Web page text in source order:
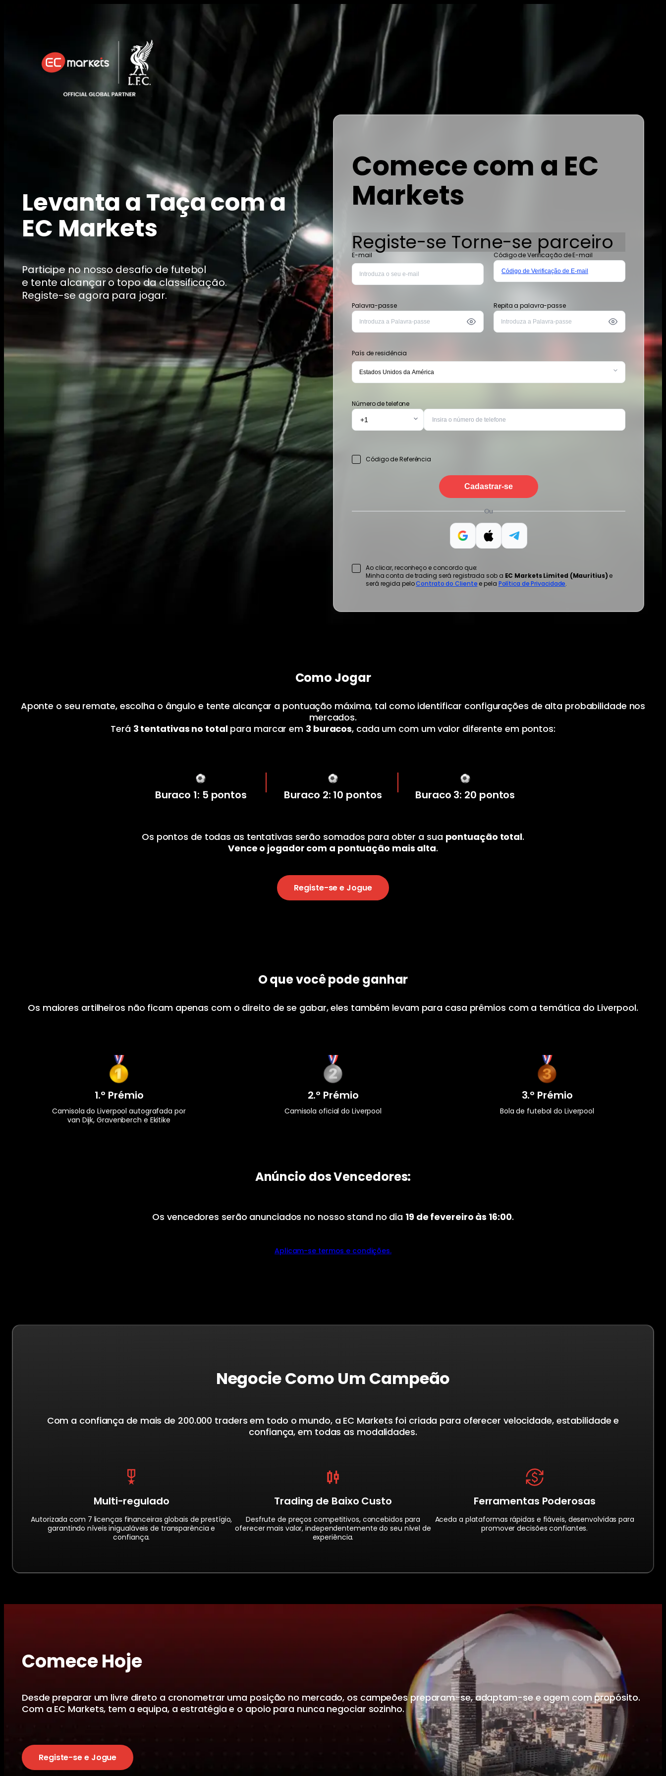
Levanta a Taça com a
EC Markets
Participe no nosso desafio de futebol
e tente alcançar o topo da classificação.
Registe-se agora para jogar.
Comece com a EC
Markets
Registe-se Torne-se parceiro
E-mail Código de Verificação de E-mail
Código de Verificação de E-mail
Palavra-passe Repita a palavra-passe
País de residência
Número de telefone
Código de Referência
Cadastrar-se
Ou
Ao clicar, reconheço e concordo que:
Minha conta de trading será registrada sob a EC Markets Limited (Mauritius) e
será regida peloContrato do Cliente e pela Política de Privacidade.
Como Jogar
Aponte o seu remate, escolha o ângulo e tente alcançar a pontuação máxima, tal como identificar configurações de alta probabilidade nos
mercados.
Terá 3 tentativas no totalpara marcar em 3 buracos, cada um com um valor diferente em pontos:
Buraco 1: 5 pontos Buraco 2: 10 pontos Buraco 3: 20 pontos
Os pontos de todas as tentativas serão somados para obter a sua pontuação total.
Vence o jogador com a pontuação mais alta.
Registe-se e Jogue
O que você pode ganhar
Os maiores artilheiros não ficam apenas com o direito de se gabar, eles também levam para casa prêmios com a temática do Liverpool.
1.º Prémio
Camisola do Liverpool autografada por
van Dijk, Gravenberch e Ekitike
2.º Prémio
Camisola oficial do Liverpool
3.º Prémio
Bola de futebol do Liverpool
Anúncio dos Vencedores:
Os vencedores serão anunciados no nosso stand no dia 19 de fevereiro às 16:00.
Aplicam-se termos e condições.
Negocie Como Um Campeão
Com a confiança de mais de 200.000 traders em todo o mundo, a EC Markets foi criada para oferecer velocidade, estabilidade e
confiança, em todas as modalidades.
Multi-regulado
Autorizada com 7 licenças financeiras globais de prestígio,
garantindo níveis inigualáveis de transparência e
confiança.
Trading de Baixo Custo
Desfrute de preços competitivos, concebidos para
oferecer mais valor, independentemente do seu nível de
experiência.
Ferramentas Poderosas
Aceda a plataformas rápidas e fiáveis, desenvolvidas para
promover decisões confiantes.
Comece Hoje
Desde preparar um livre direto a cronometrar uma posição no mercado, os campeões preparam-se, adaptam-se e agem com propósito.
Com a EC Markets, tem a equipa, a estratégia e o apoio para nunca negociar sozinho.
Registe-se e Jogue